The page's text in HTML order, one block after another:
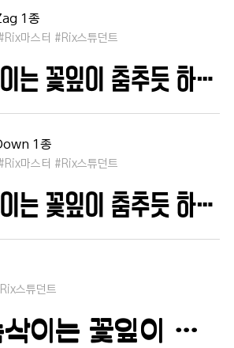
1종
마스터 #Rix스튜던트
바람과 속삭이는 꽃잎이 춤추듯 하늘을 날아 새처럼 꿈은 자유롭고 별빛처럼 빛나 새벽의 고요함 속에서 겨울 눈처럼 순수한 열정은 봄을 부른다
1종
마스터 #Rix스튜던트
바람과 속삭이는 꽃잎이 춤추듯 하늘을 날아 새처럼 꿈은 자유롭고 별빛처럼 빛나 새벽의 고요함 속에서 겨울 눈처럼 순수한 열정은 봄을 부른다
스튜던트
바람과 속삭이는 꽃잎이 춤추듯 하늘을 날아 새처럼 꿈은 자유롭고 별빛처럼 빛나 새벽의 고요함 속에서 겨울 눈처럼 순수한 열정은 봄을 부른다